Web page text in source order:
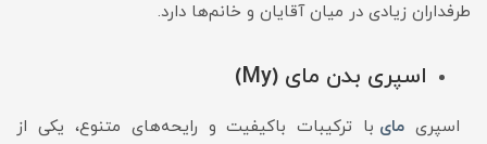
طرفداران زیادی در میان آقایان و خانم‌ها دارد.
اسپری بدن مای (My)
اسپری مای با ترکیبات باکیفیت و رایحه‌های متنوع، یکی از